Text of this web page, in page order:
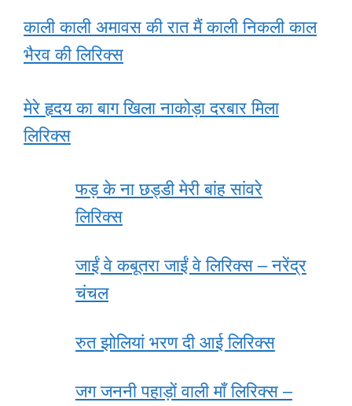
काली काली अमावस की रात मैं काली निकली काल
भैरव की लिरिक्स
मेरे हृदय का बाग खिला नाकोड़ा दरबार मिला
लिरिक्स
फड़ के ना छड्डी मेरी बांह सांवरे
लिरिक्स
जाईं वे कबूतरा जाईं वे लिरिक्स – नरेंद्र
चंचल
रुत झोलियां भरण दी आई लिरिक्स
जग जननी पहाड़ों वाली माँ लिरिक्स –